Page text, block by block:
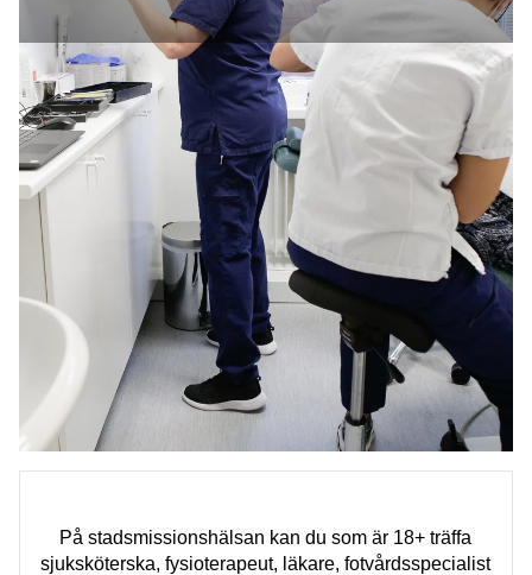
På stadsmissionshälsan kan du som är 18+ träffa
sjuksköterska, fysioterapeut, läkare, fotvårdsspecialist